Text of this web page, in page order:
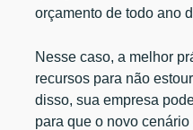
orçamento de todo ano
Nesse caso, a melhor
recursos para não
disso, sua empresa
para que o novo